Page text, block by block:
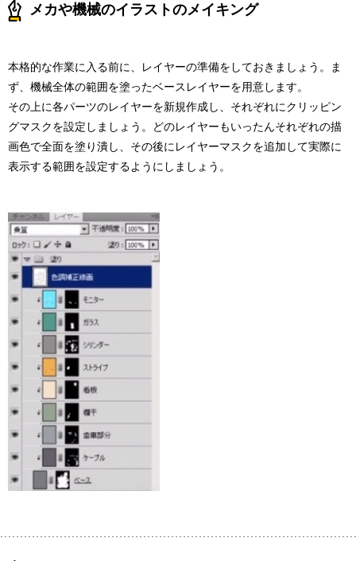
メカや機械のイラストのメイキング
本格的な作業に入る前に、レイヤーの準備をしておきましょう。ま
ず、機械全体の範囲を塗ったベースレイヤーを用意します。
その上に各パーツのレイヤーを新規作成し、それぞれにクリッピン
グマスクを設定しましょう。どのレイヤーもいったんそれぞれの描
画色で全面を塗り潰し、その後にレイヤーマスクを追加して実際に
表示する範囲を設定するようにしましょう。